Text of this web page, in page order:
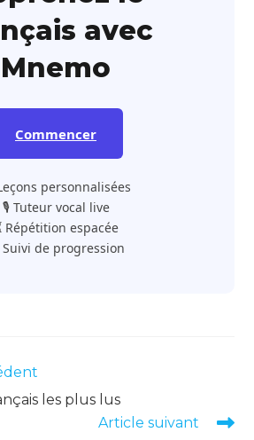
avec
Mnemo
Commencer
personnalisées
🎙️ Tuteur vocal live
Répétition espacée
Suivi de progression
les plus lus
Article suivant